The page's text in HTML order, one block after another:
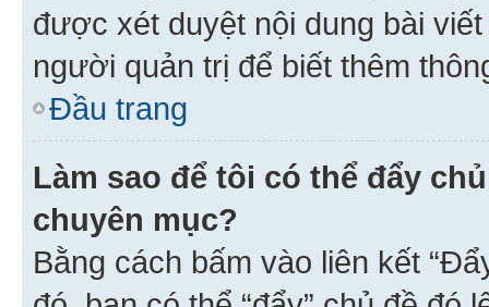
được xét duyệt nội dung bài
người quản trị để biết thêm
Đầu trang
Làm sao để tôi có thể đẩy
chuyên mục?
Bằng cách bấm vào liên kết